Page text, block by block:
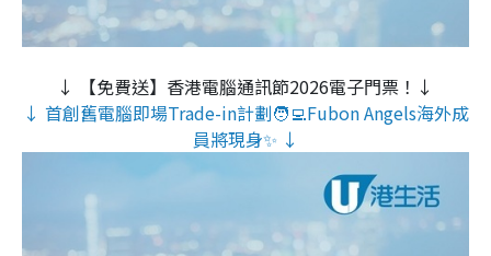
↓ 【免費送】香港電腦通訊節2026電子門票！↓
↓ 首創舊電腦即場Trade-in計劃🧑‍💻Fubon Angels海外成
員將現身✨ ↓